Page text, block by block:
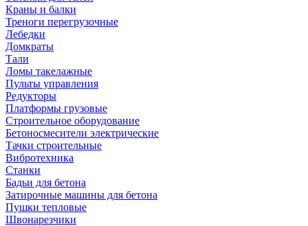
Краны и балки
Треноги перегрузочные
Лебедки
Домкраты
Тали
Ломы такелажные
Пульты управления
Редукторы
Платформы грузовые
Строительное оборудование
Бетоносмесители электрические
Тачки строительные
Вибротехника
Станки
Бадьи для бетона
Затирочные машины для бетона
Пушки тепловые
Швонарезчики